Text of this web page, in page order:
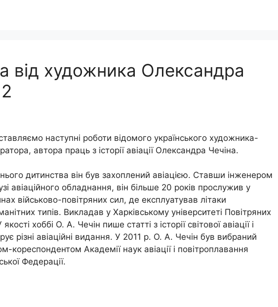
від художника Олександра
наступні роботи відомого українського художника-
автора праць з історії авіації Олександра Чечіна.
дитинства він був захоплений авіацією. Ставши інженером
авіаційного обладнання, він більше 20 років прослужив у
військово-повітряних сил, де експлуатував літаки
типів. Викладав у Харківському університеті Повітряних
хоббі О. А. Чечін пише статті з історії світової авіації і
різні авіаційні видання. У 2011 р. О. А. Чечін був вибраний
кореспондентом Академії наук авіації і повітроплавання
Федерації.